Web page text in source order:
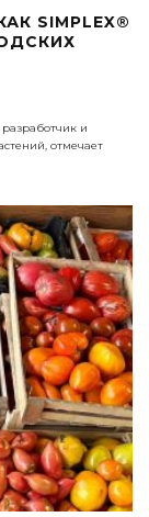
SIMPLEX®
и
отмечает